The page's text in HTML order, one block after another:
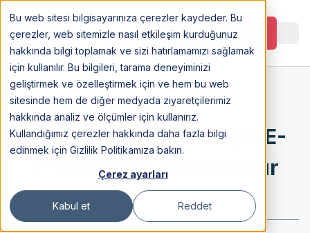
Bu web sitesi bilgisayarınıza çerezler kaydeder. Bu
çerezler, web sitemizle nasıl etkileşim kurduğunuz
hakkında bilgi toplamak ve sizi hatırlamamızı sağlamak
için kullanılır. Bu bilgileri, tarama deneyiminizi
geliştirmek ve özelleştirmek için ve hem bu web
sitesinde hem de diğer medyada ziyaretçilerimiz
hakkında analiz ve ölçümler için kullanırız.
Kullandığımız çerezler hakkında daha fazla bilgi
edinmek için Gizlilik Politikamıza bakın.
Çerez ayarları
Kabul et Reddet
Görüşme Planlayın
26 Apr 2024
Gastronomi Tutkusuyla E-
2 Yolculuğu: Sena Cesur